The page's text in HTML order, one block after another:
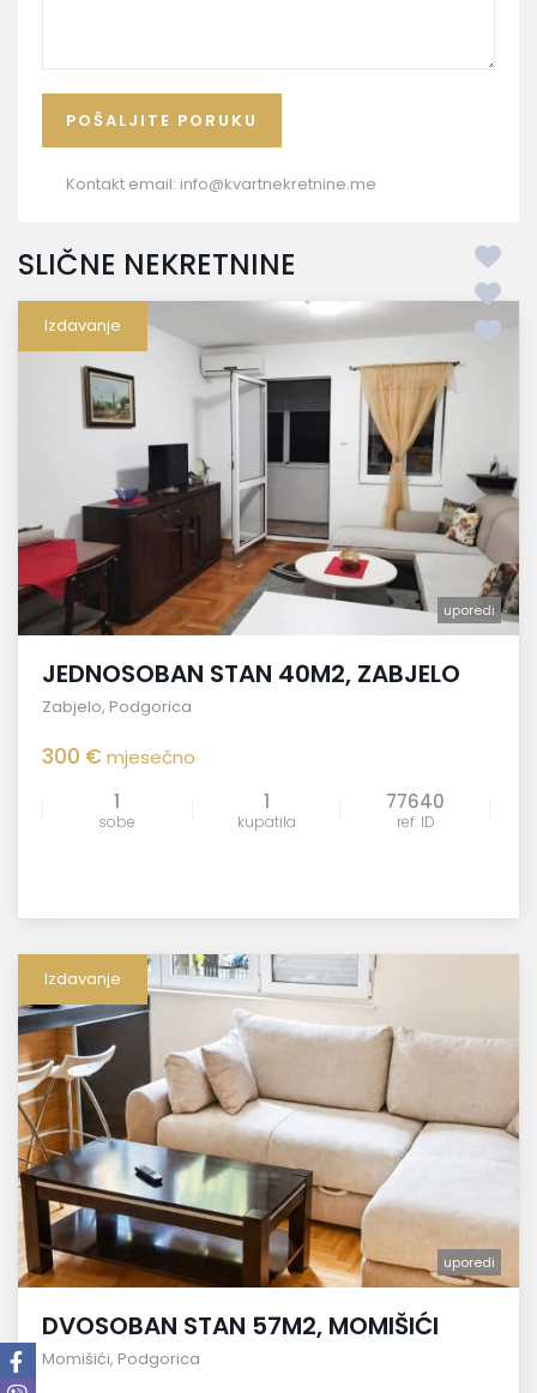
Kontakt email: info@kvartnekretnine.me
SLIČNE NEKRETNINE
Izdavanje
uporedi
JEDNOSOBAN STAN 40M2, ZABJELO
Zabjelo, Podgorica
300 €mjesečno
1
sobe
1
kupatila
77640
ref. ID
Izdavanje
uporedi
DVOSOBAN STAN 57M2, MOMIŠIĆI
Momišići, Podgorica